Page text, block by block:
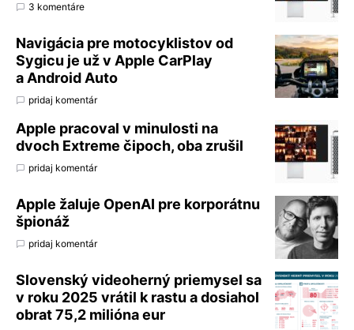
3 komentáre
Navigácia pre motocyklistov od
Sygicu je už v Apple CarPlay
a Android Auto
pridaj komentár
Apple pracoval v minulosti na
dvoch Extreme čipoch, oba zrušil
pridaj komentár
Apple žaluje OpenAI pre korporátnu
špionáž
pridaj komentár
Slovenský videoherný priemysel sa
v roku 2025 vrátil k rastu a dosiahol
obrat 75,2 milióna eur